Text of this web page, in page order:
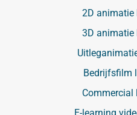
2D animatie
3D animatie
Bedrijfsfilm
Commercial